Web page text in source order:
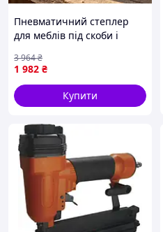
Пневматичний степлер
для меблів під скоби і
Меблевий степлер, FBK
1 982 ₴
3 964₴
Купити